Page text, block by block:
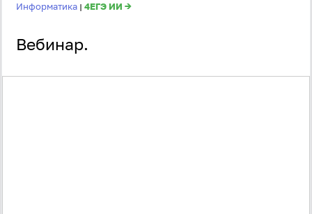
Информатика | 4ЕГЭ ИИ →
Вебинар.